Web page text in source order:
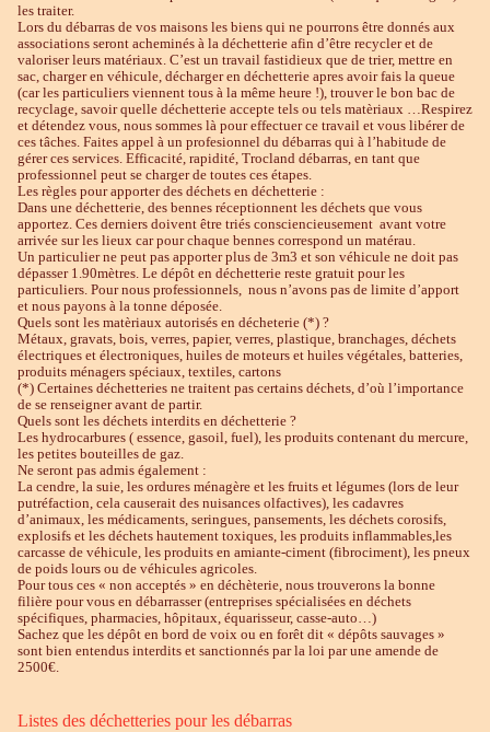
les traiter.
Lors du débarras de vos maisons les biens qui ne pourrons être donnés aux
associations seront acheminés à la déchetterie afin d’être recycler et de
valoriser leurs matériaux. C’est un travail fastidieux que de trier, mettre en
sac, charger en véhicule, décharger en déchetterie apres avoir fais la queue
(car les particuliers viennent tous à la même heure !), trouver le bon bac de
recyclage, savoir quelle déchetterie accepte tels ou tels matèriaux …Respirez
et détendez vous, nous sommes là pour effectuer ce travail et vous libérer de
ces tâches. Faites appel à un profesionnel du débarras qui à l’habitude de
gérer ces services. Efficacité, rapidité, Trocland débarras, en tant que
professionnel peut se charger de toutes ces étapes.
Les règles pour apporter des déchets en déchetterie :
Dans une déchetterie, des bennes réceptionnent les déchets que vous
apportez. Ces derniers doivent être triés consciencieusement avant votre
arrivée sur les lieux car pour chaque bennes correspond un matérau.
Un particulier ne peut pas apporter plus de 3m3 et son véhicule ne doit pas
dépasser 1.90mètres. Le dépôt en déchetterie reste gratuit pour les
particuliers. Pour nous professionnels, nous n’avons pas de limite d’apport
et nous payons à la tonne déposée.
Quels sont les matèriaux autorisés en décheterie (*) ?
Métaux, gravats, bois, verres, papier, verres, plastique, branchages, déchets
électriques et électroniques, huiles de moteurs et huiles végétales, batteries,
produits ménagers spéciaux, textiles, cartons
(*) Certaines déchetteries ne traitent pas certains déchets, d’où l’importance
de se renseigner avant de partir.
Quels sont les déchets interdits en déchetterie ?
Les hydrocarbures ( essence, gasoil, fuel), les produits contenant du mercure,
les petites bouteilles de gaz.
Ne seront pas admis également :
La cendre, la suie, les ordures ménagère et les fruits et légumes (lors de leur
putréfaction, cela causerait des nuisances olfactives), les cadavres
d’animaux, les médicaments, seringues, pansements, les déchets corosifs,
explosifs et les déchets hautement toxiques, les produits inflammables,les
carcasse de véhicule, les produits en amiante-ciment (fibrociment), les pneux
de poids lours ou de véhicules agricoles.
Pour tous ces « non acceptés » en déchèterie, nous trouverons la bonne
filière pour vous en débarrasser (entreprises spécialisées en déchets
spécifiques, pharmacies, hôpitaux, équarisseur, casse-auto…)
Sachez que les dépôt en bord de voix ou en forêt dit « dépôts sauvages »
sont bien entendus interdits et sanctionnés par la loi par une amende de
2500€.
Listes des déchetteries pour les débarras